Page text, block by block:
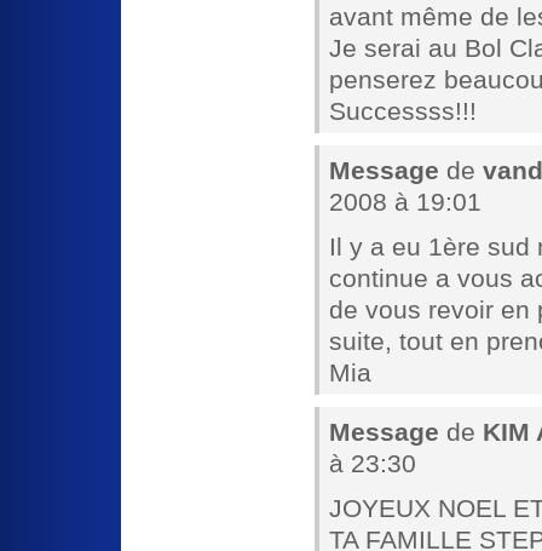
avant même de
Je serai au Bol
penserez
Successss!!!
Message de
2008 à 19:01
Il y a eu 1ère sud
continue a vous
de vous revoir en
suite, tout en
Mia
Message de KIM
à 23:30
JOYEUX NOEL
TA FAMILLE